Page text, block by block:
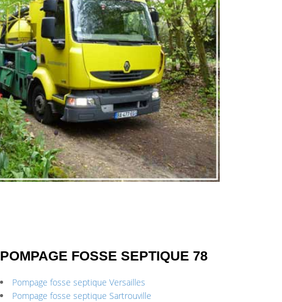
POMPAGE FOSSE SEPTIQUE 78
Pompage fosse septique Versailles
Pompage fosse septique Sartrouville